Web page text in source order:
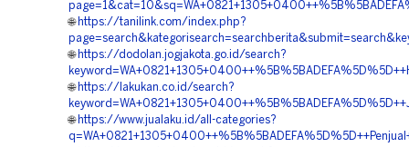
🌐 https://tanilink.com/index.php?
🌐 https://dodolan.jogjakota.go.id/search?
🌐 https://lakukan.co.id/search?
🌐 https://www.jualaku.id/all-categories?